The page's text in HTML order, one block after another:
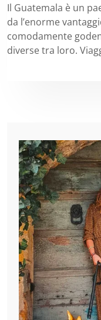
Il Guatemala è un
da l’enorme
comodamente
diverse tra loro.